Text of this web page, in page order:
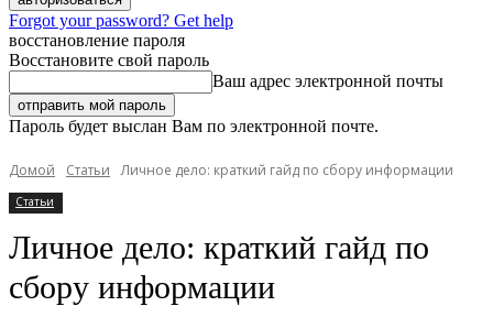
Forgot your password? Get help
восстановление пароля
Восстановите свой пароль
Ваш адрес электронной почты
Пароль будет выслан Вам по электронной почте.
Домой Статьи Личное дело: краткий гайд по сбору информации
Статьи
Личное дело: краткий гайд по
сбору информации